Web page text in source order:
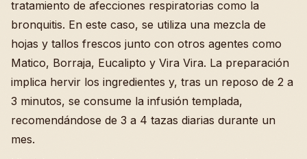
tratamiento de afecciones respiratorias como la
bronquitis. En este caso, se utiliza una mezcla de
hojas y tallos frescos junto con otros agentes como
Matico, Borraja, Eucalipto y Vira Vira. La preparación
implica hervir los ingredientes y, tras un reposo de 2 a
3 minutos, se consume la infusión templada,
recomendándose de 3 a 4 tazas diarias durante un
mes.